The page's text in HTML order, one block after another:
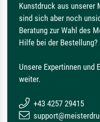
Kunstdruck aus unserer
sind sich aber noch
Beratung zur Wahl des
Hilfe bei der Bestellung?
Unsere Expertinnen und
weiter.
+43 4257 29415